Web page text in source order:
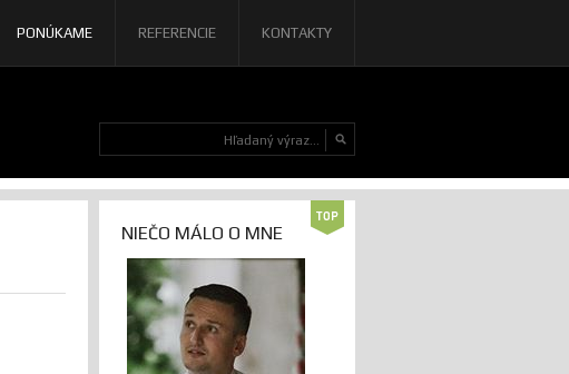
PONÚKAME REFERENCIE KONTAKTY
NIEČO MÁLO O MNE